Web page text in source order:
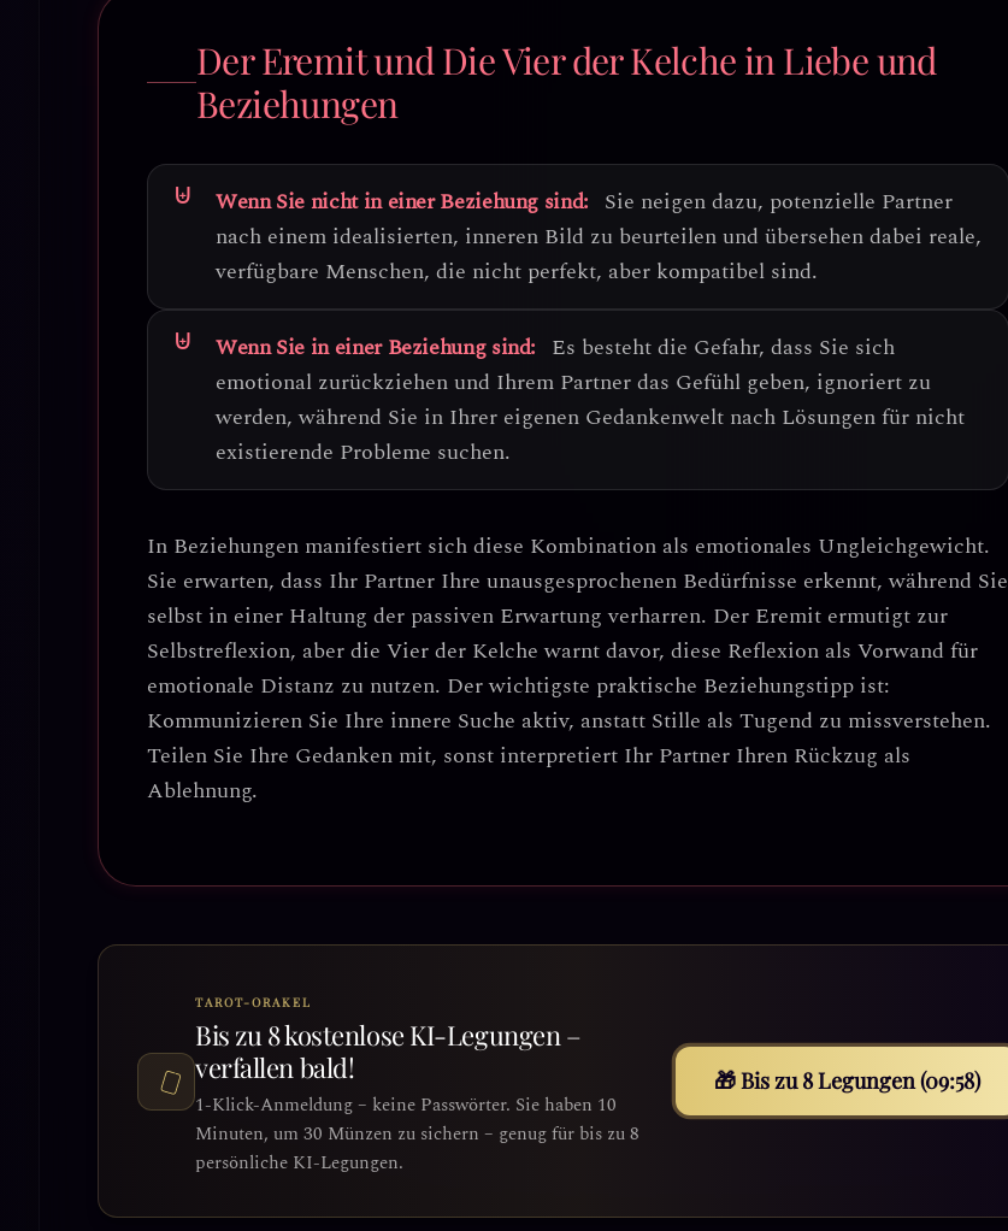
Der Eremit und Die Vier der Kelche in Liebe und
Beziehungen
Wenn Sie nicht in einer Beziehung sind: Sie neigen dazu, potenzielle Partner
nach einem idealisierten, inneren Bild zu beurteilen und übersehen dabei reale,
verfügbare Menschen, die nicht perfekt, aber kompatibel sind.
Wenn Sie in einer Beziehung sind: Es besteht die Gefahr, dass Sie sich
emotional zurückziehen und Ihrem Partner das Gefühl geben, ignoriert zu
werden, während Sie in Ihrer eigenen Gedankenwelt nach Lösungen für nicht
existierende Probleme suchen.
In Beziehungen manifestiert sich diese Kombination als emotionales Ungleichgewicht.
Sie erwarten, dass Ihr Partner Ihre unausgesprochenen Bedürfnisse erkennt, während Sie
selbst in einer Haltung der passiven Erwartung verharren. Der Eremit ermutigt zur
Selbstreflexion, aber die Vier der Kelche warnt davor, diese Reflexion als Vorwand für
emotionale Distanz zu nutzen. Der wichtigste praktische Beziehungstipp ist:
Kommunizieren Sie Ihre innere Suche aktiv, anstatt Stille als Tugend zu missverstehen.
Teilen Sie Ihre Gedanken mit, sonst interpretiert Ihr Partner Ihren Rückzug als
Ablehnung.
TAROT-ORAKEL
Bis zu 8 kostenlose KI-Legungen –
verfallen bald!
1-Klick-Anmeldung – keine Passwörter. Sie haben 10
Minuten, um 30 Münzen zu sichern – genug für bis zu 8
persönliche KI-Legungen.
🎁 Bis zu 8 Legungen (09:55)